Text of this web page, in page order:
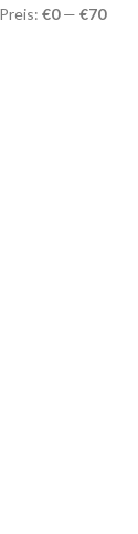
Preis: €0— €70